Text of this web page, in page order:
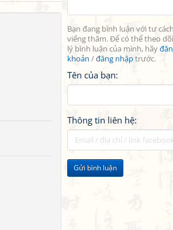
Bạn đang bình luận với tư
viếng thăm. Để có thể theo
lý bình luận của mình, hãy
khoản /đăng nhậptrước.
Tên của bạn:
Thông tin liên hệ:
Gửi bình luận